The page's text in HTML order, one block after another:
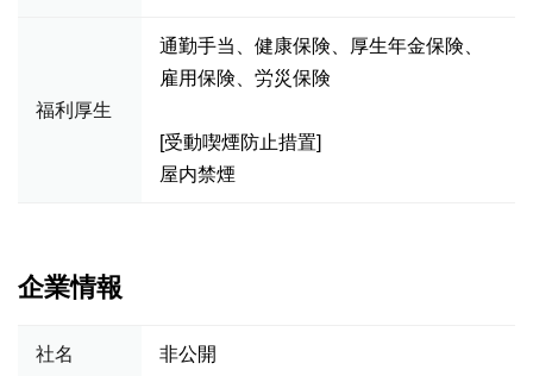
福利厚生
通勤手当、健康保険、厚生年金保険、
雇用保険、労災保険
[受動喫煙防止措置]
屋内禁煙
企業情報
社名 非公開